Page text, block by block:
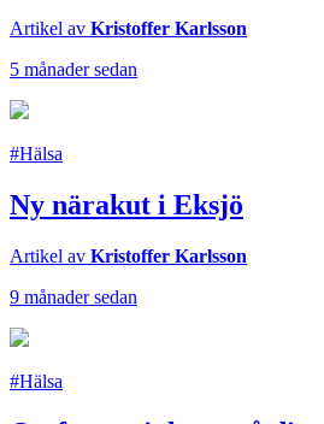
Artikel av Kristoffer Karlsson
5 månader sedan
#Hälsa
Ny närakut i Eksjö
Artikel av Kristoffer Karlsson
9 månader sedan
#Hälsa